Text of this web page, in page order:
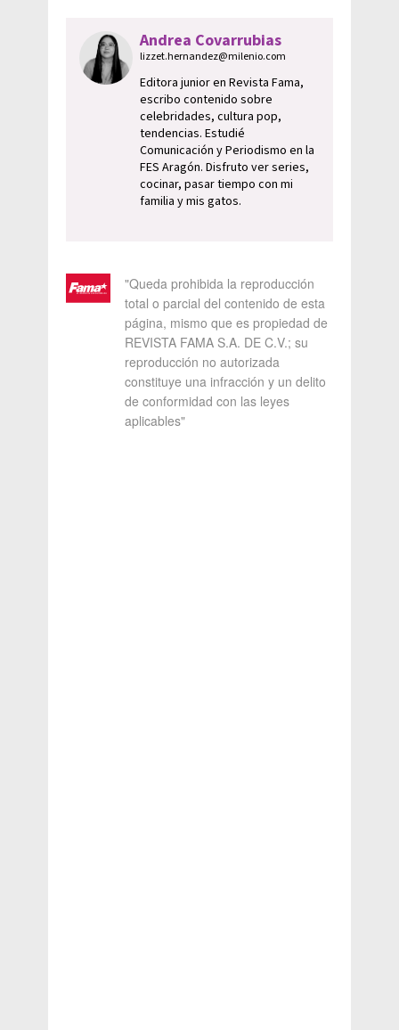
Andrea Covarrubias
lizzet.hernandez@milenio.com
Editora junior en Revista Fama,
escribo contenido sobre
celebridades, cultura pop,
tendencias. Estudié
Comunicación y Periodismo en la
FES Aragón. Disfruto ver series,
cocinar, pasar tiempo con mi
familia y mis gatos.
"Queda prohibida la reproducción
total o parcial del contenido de esta
página, mismo que es propiedad de
REVISTA FAMA S.A. DE C.V.; su
reproducción no autorizada
constituye una infracción y un delito
de conformidad con las leyes
aplicables"